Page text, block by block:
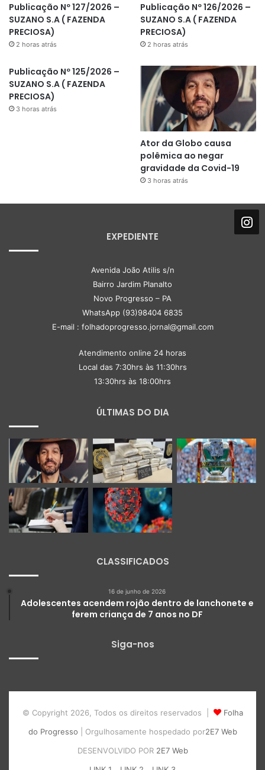
Publicação Nº 127/2026 –
SUZANO S.A ( FAZENDA
PRECIOSA)
2 horas atrás
Publicação Nº 126/2026 –
SUZANO S.A ( FAZENDA
PRECIOSA)
2 horas atrás
Publicação Nº 125/2026 –
SUZANO S.A ( FAZENDA
PRECIOSA)
3 horas atrás
Ator da Globo causa
polêmica ao negar
gravidade da Covid-19
3 horas atrás
EXPEDIENTE
Avenida João Atilis s/n
Bairro Jardim Planalto
Novo Progresso – PA
WhatsApp (93)98404 6835
E-mail : folhadoprogresso.jornal@gmail.com
Atendimento online 24 horas
Local das 7:30hrs às 11:30hrs
13:30hrs às 18:00hrs
ÚLTIMAS DO DIA
CLASSIFICADOS
16 de junho de 2026
Adolescentes acendem rojão dentro de lanchonete e
ferem criança de 7 anos no DF
Siga-nos
© Copyright 2026, Todos os direitos reservados |
Folha
do Progresso | Orgulhosamente hospedado por2E7 Web
DESENVOLVIDO POR 2E7 Web